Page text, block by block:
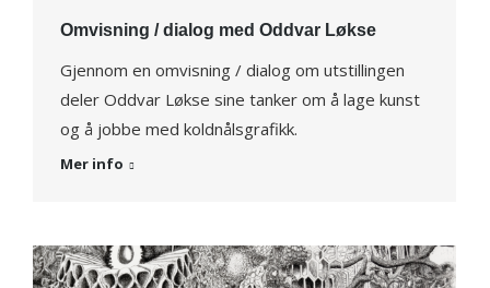
Omvisning / dialog med Oddvar Løkse
Gjennom en omvisning / dialog om utstillingen
deler Oddvar Løkse sine tanker om å lage kunst
og å jobbe med koldnålsgrafikk.
Mer info